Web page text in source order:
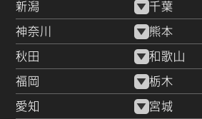
新潟 千葉
神奈川 熊本
秋田 和歌山
福岡 栃木
愛知 宮城